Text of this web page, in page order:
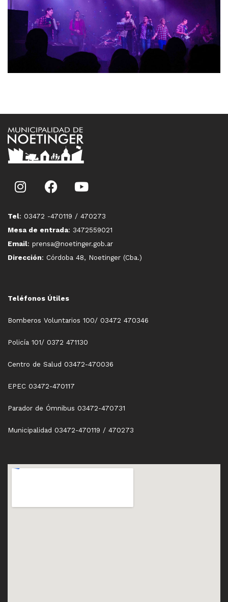
Tel: 03472 -470119 / 470273
Mesa de entrada: 3472559021
Email: prensa@noetinger.gob.ar
Dirección: Córdoba 48, Noetinger (Cba.)
Teléfonos Útiles
Bomberos Voluntarios 100/ 03472 470346
Policía 101/ 0372 471130
Centro de Salud 03472-470036
EPEC 03472-470117
Parador de Ómnibus 03472-470731
Municipalidad 03472-470119 / 470273